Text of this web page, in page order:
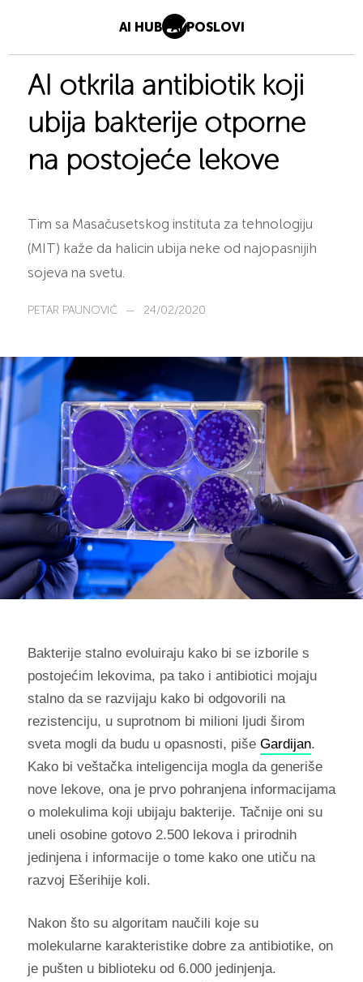
AI HUB AI POSLOVI
AI otkrila antibiotik koji
ubija bakterije otporne
na postojeće lekove
Tim sa Masačusetskog instituta za tehnologiju
(MIT) kaže da halicin ubija neke od najopasnijih
sojeva na svetu.
PETAR PAUNOVIĆ — 24/02/2020
Bakterije stalno evoluiraju kako bi se izborile s
postojećim lekovima, pa tako i antibiotici mojaju
stalno da se razvijaju kako bi odgovorili na
rezistenciju, u suprotnom bi milioni ljudi širom
sveta mogli da budu u opasnosti, piše Gardijan.
Kako bi veštačka inteligencija mogla da generiše
nove lekove, ona je prvo pohranjena informacijama
o molekulima koji ubijaju bakterije. Tačnije oni su
uneli osobine gotovo 2.500 lekova i prirodnih
jedinjena i informacije o tome kako one utiču na
razvoj Ešerihije koli.
Nakon što su algoritam naučili koje su
molekularne karakteristike dobre za antibiotike, on
je pušten u biblioteku od 6.000 jedinjenja.